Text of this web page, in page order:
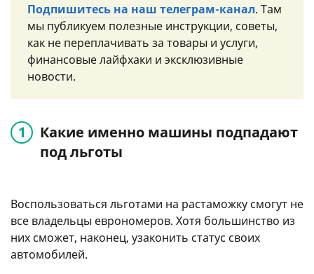
Подпишитесь на наш телеграм-канал. Там
мы публикуем полезные инструкции, советы,
как не переплачивать за товары и услуги,
финансовые лайфхаки и эксклюзивные
новости.
Какие именно машины подпадают
под льготы
Воспользоваться льготами на растаможку смогут не
все владельцы еврономеров. Хотя большинство из
них сможет, наконец, узаконить статус своих
автомобилей.